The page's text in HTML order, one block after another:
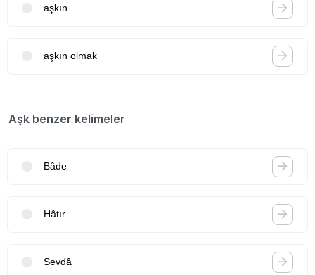
aşkın
aşkın olmak
Aşk benzer kelimeler
Bâde
Hâtır
Sevdâ